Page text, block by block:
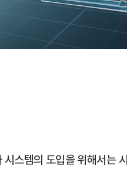
스템의 도입을 위해서는